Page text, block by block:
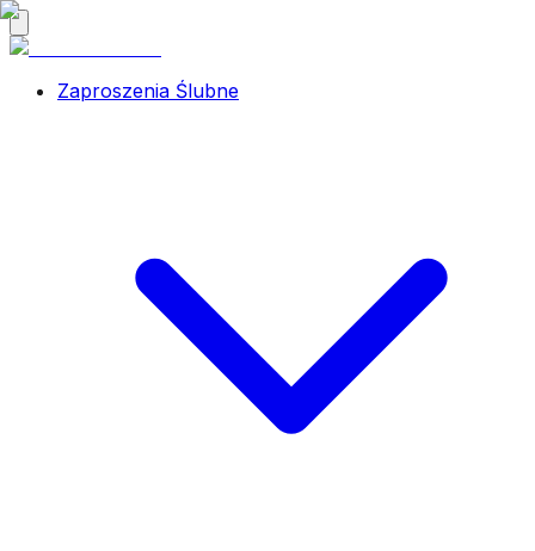
Zaproszenia Ślubne